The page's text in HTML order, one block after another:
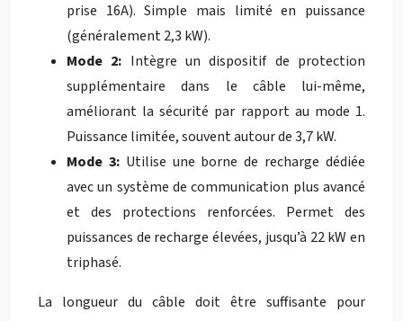
prise 16A). Simple mais limité en puissance
(généralement 2,3 kW).
Mode 2: Intègre un dispositif de protection
supplémentaire dans le câble lui-même,
améliorant la sécurité par rapport au mode 1.
Puissance limitée, souvent autour de 3,7 kW.
Mode 3: Utilise une borne de recharge dédiée
avec un système de communication plus avancé
et des protections renforcées. Permet des
puissances de recharge élevées, jusqu’à 22 kW en
triphasé.
La longueur du câble doit être suffisante pour